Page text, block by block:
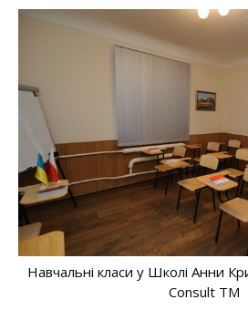
Навчальні класи у Школі Анни
Consult TM